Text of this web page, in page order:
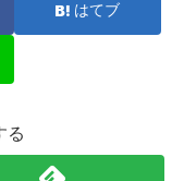
はてブ
る